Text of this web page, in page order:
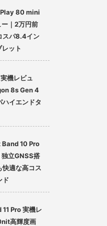
80 mini
｜2万円前
スパ8.4イン
ット
機レビュ
8s Gen 4
ハイエンドタ
10 Pro
立GNSS搭
快適な高コス
ド
Pro 実機レ
高輝度画